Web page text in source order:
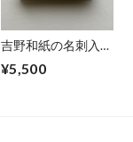
吉野和紙の名刺入れ
¥5,500